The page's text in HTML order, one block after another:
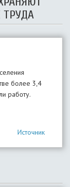
ТРУДА
более 3,4
работу.
Источник